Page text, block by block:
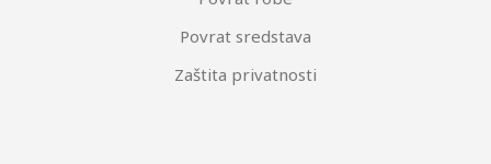
Povrat sredstava
Zaštita privatnosti